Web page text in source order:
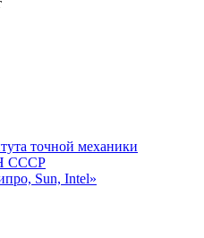
точной механики
СССР
Sun, Intel»